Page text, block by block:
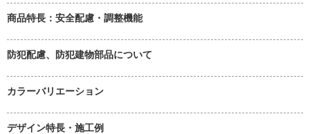
商品特長：安全配慮・調整機能
防犯配慮、防犯建物部品について
カラーバリエーション
デザイン特長・施工例